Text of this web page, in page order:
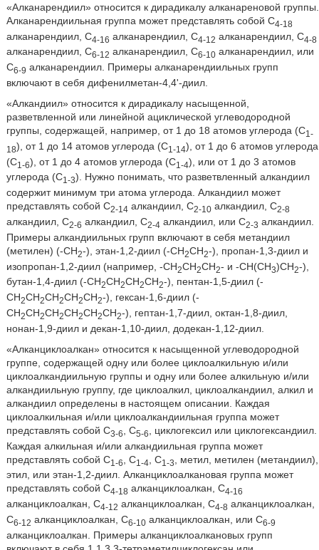
«Алканарендиил» относится к дирадикалу алканареновой группы.
Алканарендиильная группа может представлять собой C4-18
алканарендиил, C4-16 алканарендиил, C4-12 алканарендиил, C4-8
алканарендиил, C6-12 алканарендиил, C6-10алканарендиил, или
C6-9 алканарендиил. Примеры алканарендиильных групп
включают в себя дифенилметан-4,4'-диил.
«Алкандиил» относится к дирадикалу насыщенной,
разветвленной или линейной ациклической углеводородной
группы, содержащей, например, от 1 до 18 атомов углерода (C1-
18), от 1 до 14 атомов углерода (C1-14), от 1 до 6 атомов углерода
(C1-6), от 1 до 4 атомов углерода (C1-4), или от 1 до 3 атомов
углерода (C1-3). Нужно понимать, что разветвленный алкандиил
содержит минимум три атома углерода. Алкандиил может
представлять собой C2-14 алкандиил, C2-10алкандиил, C2-8
алкандиил, C2-6 алкандиил, C2-4 алкандиил, или C2-3 алкандиил.
Примеры алкандиильных групп включают в себя метандиил
(метилен) (-CH2-), этан-1,2-диил (-CH2CH2-), пропан-1,3-диил и
изопропан-1,2-диил (например, -CH2CH2CH2- и -CH(CH3)CH2-),
бутан-1,4-диил (-CH2CH2CH2CH2-), пентан-1,5-диил (-
CH2CH2CH2CH2CH2-), гексан-1,6-диил (-
CH2CH2CH2CH2CH2CH2-), гептан-1,7-диил, октан-1,8-диил,
нонан-1,9-диил и декан-1,10-диил, додекан-1,12-диил.
«Алканциклоалкан» относится к насыщенной углеводородной
группе, содержащей одну или более циклоалкильную и/или
циклоалкандиильную группы и одну или более алкильную и/или
алкандиильную группу, где циклоалкил, циклоалкандиил, алкил и
алкандиил определены в настоящем описании. Каждая
циклоалкильная и/или циклоалкандиильная группа может
представлять собой C3-6 , C5-6
, циклогексил или циклогександиил.
Каждая алкильная и/или алкандиильная группа может
представлять собой C1-6 , C1-4 , C1-3
, метил, метилен (метандиил),
этил, или этан-1,2-диил. Алканциклоалкановая группа может
представлять собой C4-18 алканциклоалкан, C4-16
алканциклоалкан, C4-12 алканциклоалкан, C4-8 алканциклоалкан,
C6-12 алканциклоалкан, C6-10алканциклоалкан, или C6-9
алканциклоалкан. Примеры алканциклоалкановых групп